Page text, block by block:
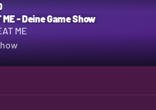
ME - Deine Game Show
ME